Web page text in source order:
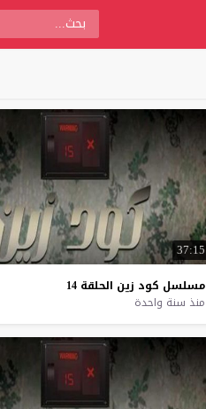
37:15
مسلسل كود زين الحلقة 14
منذ سنة واحدة